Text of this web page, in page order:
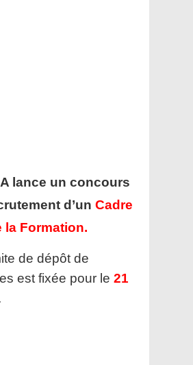
lance un concours
d’un Cadre
la Formation.
de dépôt de
est fixée pour le 21